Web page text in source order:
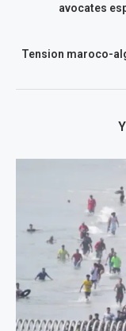
avocates
Tension maroco-